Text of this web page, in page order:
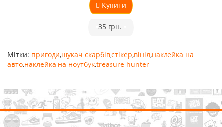
Купити
35 грн.
Мітки: пригоди,шукач скарбів,стікер,вініл,наклейка на
авто,наклейка на ноутбук,treasure hunter